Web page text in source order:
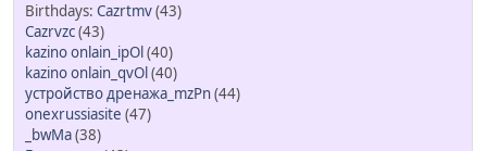
Cazrtmv(43)
Cazrvzc(43)
kazino onlain_ipOl(40)
kazino onlain_qvOl(40)
устройство дренажа_mzPn(44)
onexrussiasite (47)
_bwMa(38)